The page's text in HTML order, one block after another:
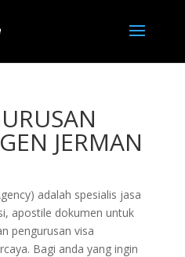
JERMAN
adalah spesialis jasa
apostile dokumen untuk
pengurusan visa
Bagi anda yang ingin